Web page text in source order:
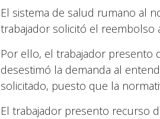
El sistema de salud rumano al
trabajador solicitó el reembolso
Por ello, el trabajador presento
desestimó la demanda al
solicitado, puesto que la
El trabajador presento recurso